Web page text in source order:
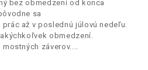
bez obmedzení od konca
sa
až v poslednú júlovú nedeľu.
obmedzení.
záverov.